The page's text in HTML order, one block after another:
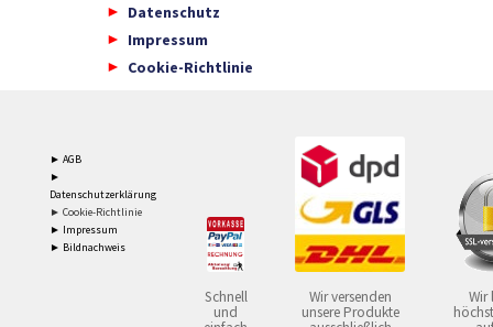
Datenschutz
Impressum
Cookie-Richtlinie
► AGB
►
Datenschutzerklärung
► Cookie-Richtlinie
► Impressum
► Bildnachweis
Schnell
und
Wir versenden
unsere Produkte
Wir